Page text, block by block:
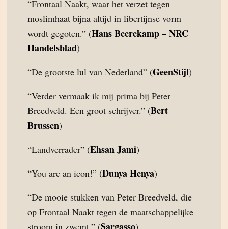
“Frontaal Naakt, waar het verzet tegen
moslimhaat bijna altijd in libertijnse vorm
wordt gegoten.” (Hans Beerekamp – NRC
Handelsblad)
“De grootste lul van Nederland” (GeenStijl)
“Verder vermaak ik mij prima bij Peter
Breedveld. Een groot schrijver.” (Bert
Brussen)
“Landverrader” (Ehsan Jami)
“You are an icon!” (Dunya Henya)
“De mooie stukken van Peter Breedveld, die
op Frontaal Naakt tegen de maatschappelijke
stroom in zwemt.” (
)